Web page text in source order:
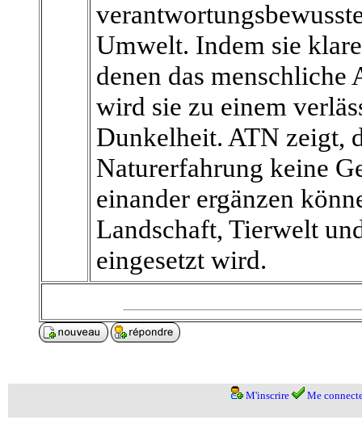
Umwelt. Indem sie
denen das menschliche
wird sie zu einem
Dunkelheit. ATN zeigt,
Naturerfahrung keine
einander ergänzen
Landschaft, Tierwelt
eingesetzt wird.
M'inscrire Me